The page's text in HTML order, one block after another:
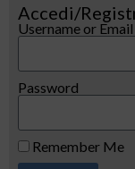
Accedi/
Username or
Password
Remember Me